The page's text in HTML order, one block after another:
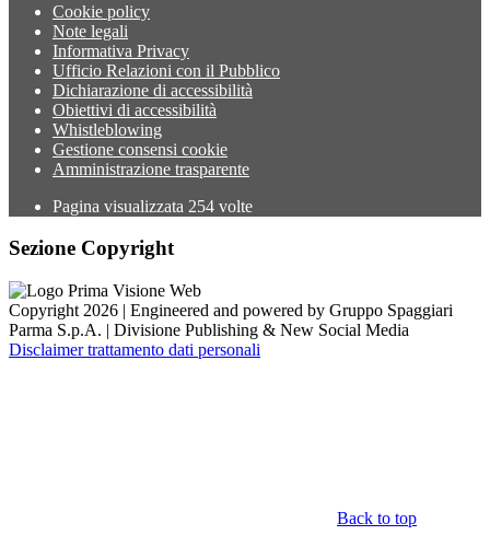
Cookie policy
Note legali
Informativa Privacy
Ufficio Relazioni con il Pubblico
Dichiarazione di accessibilità
Obiettivi di accessibilità
Whistleblowing
Gestione consensi cookie
Amministrazione trasparente
Pagina visualizzata 254 volte
Sezione Copyright
Copyright 2026 | Engineered and powered by Gruppo Spaggiari
Parma S.p.A. | Divisione Publishing & New Social Media
Disclaimer trattamento dati personali
Back to top